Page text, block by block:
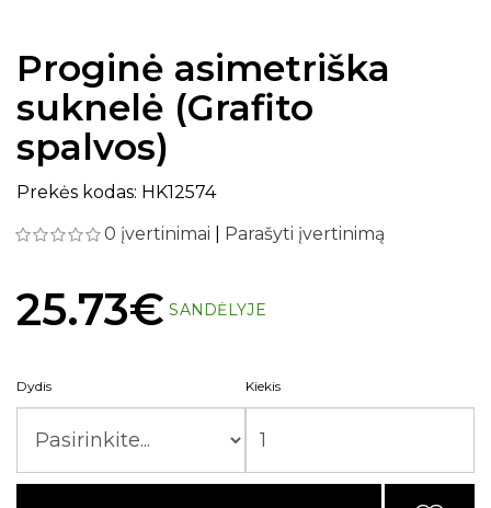
Proginė asimetriška
suknelė (Grafito
spalvos)
Prekės kodas: HK12574
0 įvertinimai
Parašyti įvertinimą
25.73€ SANDĖLYJE
Dydis Kiekis